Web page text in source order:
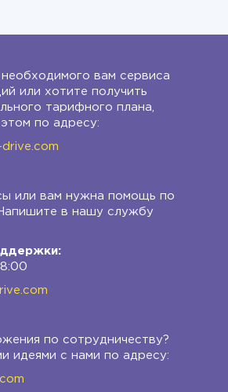
вам сервиса
или хотите получить
тарифного плана,
по адресу:
drive.com
или вам нужна помощь по
в нашу службу
по сотрудничеству?
идеями с нами по адресу: